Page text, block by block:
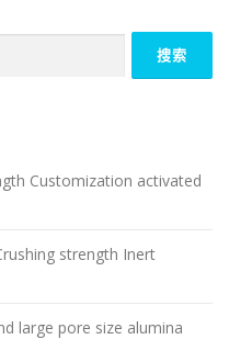
Customization activated
strength Inert
large pore size alumina